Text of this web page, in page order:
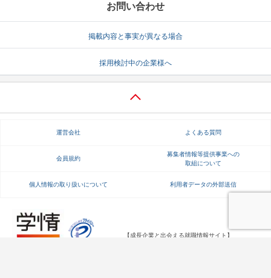
お問い合わせ
掲載内容と事実が異なる場合
採用検討中の企業様へ
運営会社 よくある質問
会員規約
募集者情報等提供事業への
取組について
個人情報の取り扱いについて 利用者データの外部送信
【成長企業と出会える就職情報サイト】